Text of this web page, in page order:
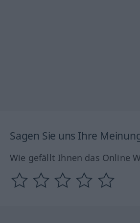
Sagen Sie uns Ihre
Wie gefällt Ihnen das Online